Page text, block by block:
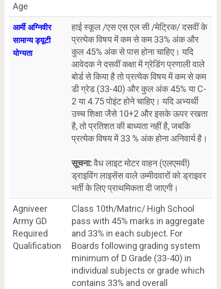
Age
आर्मी अग्निवीर
सामान्य ड्यूटी
योग्यता
हाई स्कूल /एस एस एल सी /मेट्रिक/ दसवीं के
प्रत्येक विषय में कम से कम 33% अंक और
कुल 45% अंक से पास होना चाहिए। यदि
आवेदक ने दसवीं कक्षा में ग्रेडिंग प्रणाली वाले
बोर्ड से किया है तो प्रत्येक विषय में कम से कम
डी ग्रेड (33-40) और कुल अंक 45% या C-
2 या 4.75 पोइंट होने चाहिए। यदि अभ्यर्थी
उच्च शिक्षा जैसे 10+2 और इसके ऊपर रखता
है, तो प्रतिशत की बाध्यता नहीं है, जबकि
प्रत्येक विषय में 33 % अंक होना अनिवार्य है।
सूचना:वैध लाइट मोटर वाहन (एलएमवी)
ड्राइविंग लाइसेंस वाले उम्मीदवारों को ड्राइवर
भर्ती के लिए प्राथमिकता दी जाएगी।
Agniveer
Army GD
Required
Qualification
Class 10th/Matric/ High School
pass with 45% marks in aggregate
and 33% in each subject. For
Boards following grading system
minimum of D Grade (33-40) in
individual subjects or grade which
contains 33% and overall